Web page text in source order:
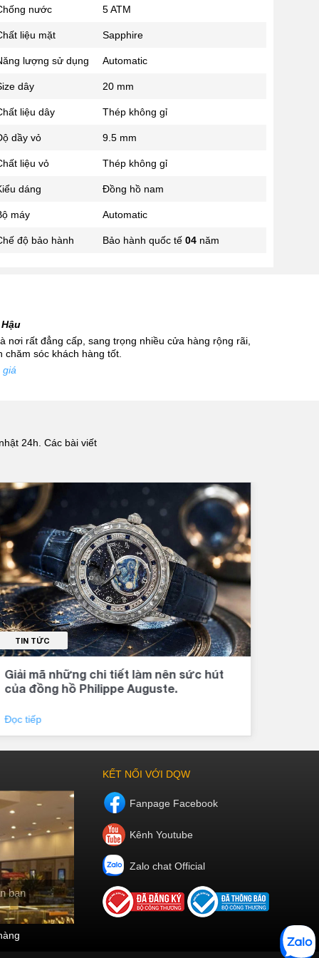
Số 28 Chùa Thông - Sơn Tây -
034 629 9090
Vinhomes Ocean Park 1, Dương
nước 5 ATM
liệu mặt Sapphire
lượng sử dụng Automatic
dây 20 mm
liệu dây Thép không gỉ
dầy vỏ 9.5 mm
liệu vỏ Thép không gỉ
dáng Đồng hồ nam
máy Automatic
độ bảo hành Bảo hành quốc tế 04năm
nơi rất đẳng cấp, sang trọng nhiều cửa hàng rộng rãi,
chăm sóc khách hàng tốt.
giá
24h. Các bài viết
TIN TỨC
Giải mã những chi tiết làm nên sức hút
của đồng hồ Philippe Auguste.
Đọc tiếp
bạn
KẾT NỐI VỚI DQW
Fanpage Facebook
Kênh Youtube
Zalo chat Official